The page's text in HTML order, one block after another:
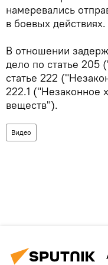
намеревались
в боевых действиях.
В отношении
дело по статье 205
статье 222
222.1 ("Незаконное
веществ").
Видео